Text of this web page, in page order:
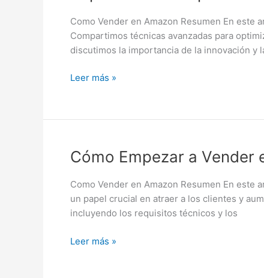
Como Vender en Amazon Resumen En
Compartimos técnicas avanzadas para
discutimos la importancia de la innovación y
Tu
Competencia
en
con
Leer más »
Cómo Empezar a Vender
Como Vender en Amazon Resumen En este
un papel crucial en atraer a los clientes y
incluyendo los requisitos técnicos y los
Cómo
a
Vender
en
Guía
Leer más »